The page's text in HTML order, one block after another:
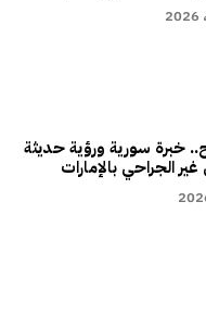
خبرة سورية ورؤية حديثة
الجراحي بالإمارات